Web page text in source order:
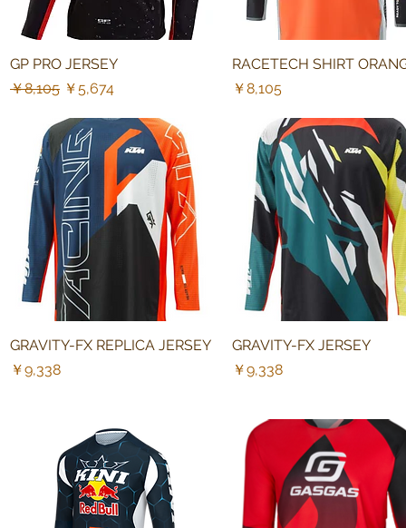
クイックビュー
GP PRO JERSEY
通常価格
￥8,105 セール価格
￥5,674
クイックビュー
RACETECH SHIRT
価格
￥8,105
クイックビュー
GRAVITY-FX REPLICA JERSEY
価格
￥9,338
クイックビュー
GRAVITY-FX JERSEY
価格
￥9,338